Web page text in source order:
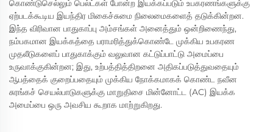
கொண்டுசெல்லும் பெல்ட்கள் போன்ற இயக்கப்படும் உபகரணங்களுக்கு
ஏற்படக்கூடிய இயந்திர மிகைச்சுமை நிலைமைகளைத் தடுக்கின்றன.
இந்த விரிவான பாதுகாப்பு அம்சங்கள் அனைத்தும் ஒன்றிணைந்து,
நம்பகமான இயக்கத்தை பராமரித்துக்கொண்டே முக்கிய உபகரண
முதலீடுகளைப் பாதுகாக்கும் வலுவான கட்டுப்பாட்டு அமைப்பை
உருவாக்குகின்றன; இது, உற்பத்தித்திறனை அதிகப்படுத்துவதையும்
ஆபத்தைக் குறைப்பதையும் முக்கிய நோக்கமாகக் கொண்ட நவீன
சுரங்கச் செயல்பாடுகளுக்கு மாறுதிசை மின்னோட்ட (AC) இயக்க
அமைப்பை ஒரு அவசிய கூறாக மாற்றுகிறது.